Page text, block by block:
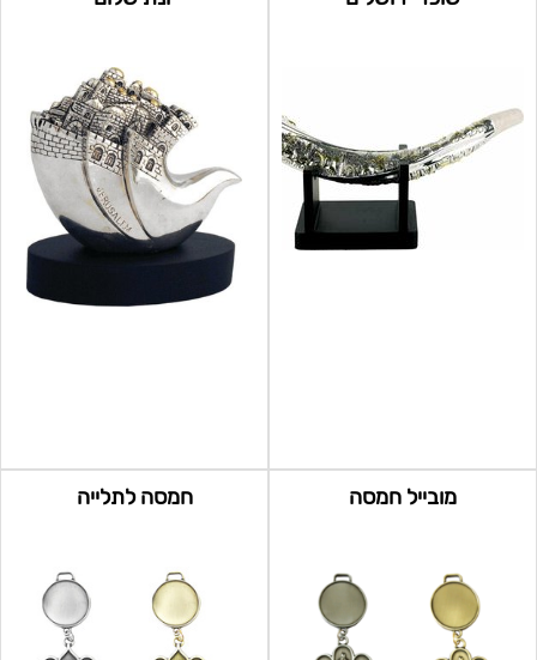
מובייל חמסה חמסה לתלייה